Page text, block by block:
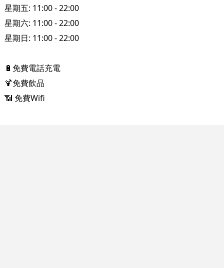
星期五: 11:00 - 22:00
星期六: 11:00 - 22:00
星期日: 11:00 - 22:00
🔋免費電話充電
🍹免費飲品
📶 免費Wifi